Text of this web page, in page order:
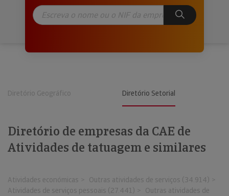
Diretório Geográfico Diretório Setorial
Diretório de empresas da CAE de
Atividades de tatuagem e similares
Atividades económicas
Outras atividades de serviços (34.914)
Atividades de serviços pessoais (27.441)
Outras atividades de